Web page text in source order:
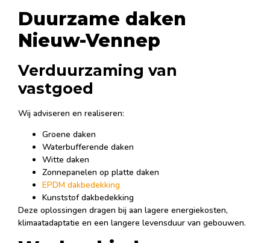
Duurzame daken
Nieuw-Vennep
Verduurzaming van
vastgoed
Wij adviseren en realiseren:
Groene daken
Waterbufferende daken
Witte daken
Zonnepanelen op platte daken
EPDM dakbedekking
Kunststof dakbedekking
Deze oplossingen dragen bij aan lagere energiekosten,
klimaatadaptatie en een langere levensduur van gebouwen.